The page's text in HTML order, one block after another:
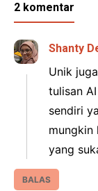
2 komentar
Shanty
Unik
tulisan
sendiri
mungkin
yang
BALAS